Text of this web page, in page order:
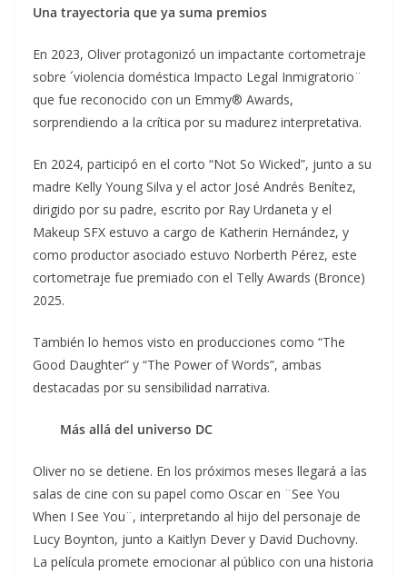
Una trayectoria que ya suma premios
En 2023, Oliver protagonizó un impactante cortometraje
sobre ´violencia doméstica Impacto Legal Inmigratorio¨
que fue reconocido con un Emmy® Awards,
sorprendiendo a la crítica por su madurez interpretativa.
En 2024, participó en el corto “Not So Wicked”, junto a su
madre Kelly Young Silva y el actor José Andrés Benítez,
dirigido por su padre, escrito por Ray Urdaneta y el
Makeup SFX estuvo a cargo de Katherin Hernández, y
como productor asociado estuvo Norberth Pérez, este
cortometraje fue premiado con el Telly Awards (Bronce)
2025.
También lo hemos visto en producciones como “The
Good Daughter” y “The Power of Words”, ambas
destacadas por su sensibilidad narrativa.
Más allá del universo DC
Oliver no se detiene. En los próximos meses llegará a las
salas de cine con su papel como Oscar en ¨See You
When I See You¨, interpretando al hijo del personaje de
Lucy Boynton, junto a Kaitlyn Dever y David Duchovny.
La película promete emocionar al público con una historia